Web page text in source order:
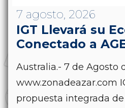
7 agosto, 2026
IGT Llevará su
Conectado a
Australia.- 7 de Agosto
www.zonadeazar.com
propuesta integrada